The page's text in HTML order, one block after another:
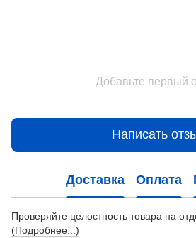
Добавьте первый
Написать
Доставка Оплата
Проверяйте целостность товара на
(Подробнее...)